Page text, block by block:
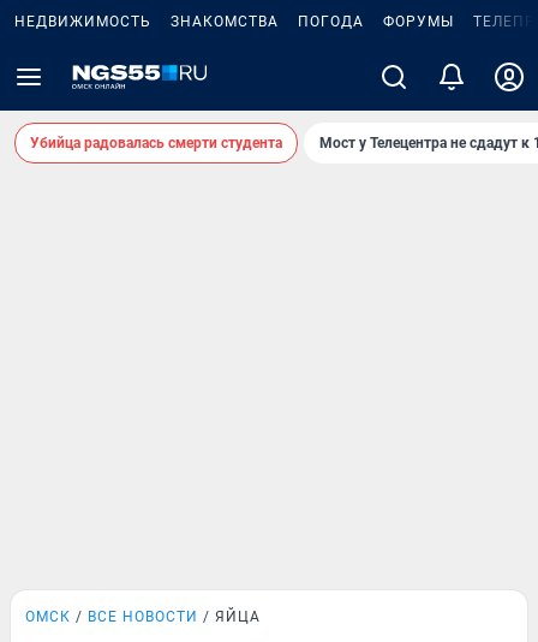
НЕДВИЖИМОСТЬ ЗНАКОМСТВА ПОГОДА ФОРУМЫ
Убийца радовалась смерти студента Мост у Телецентра не сдадут к
ОМСК ВСЕ НОВОСТИ ЯЙЦА